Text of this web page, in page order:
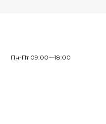
Пн-Пт 09:00—18:00